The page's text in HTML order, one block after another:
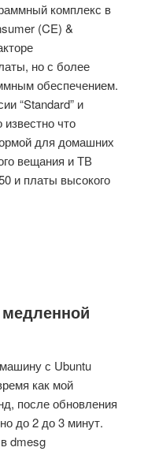
комплекс в
(CE) &
но с более
обеспечением.
“Standard” и
что
для домашних
вещания и ТВ
и платы высокого
с Ubuntu
как мой
после обновления
до 2 до 3 минут.
dmesg